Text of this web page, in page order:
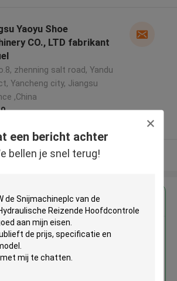
een bericht achter
bellen je snel terug!
Yaoyu Shoe
CO., LTD fabrikant
zhenning salt road, Yandu
Yancheng city, Jiangsu
,China
Bekijk meer
de beste prijs voor
2.2KW/3KW de Snijmachineplc
van de motormacht
Hydraulische Reizende